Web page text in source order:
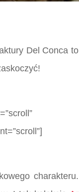
Del Conca to
charakteru.